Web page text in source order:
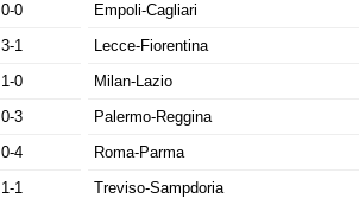
0-0
3-1
1-0
0-3
0-4
1-1
Empoli-Cagliari
Lecce-Fiorentina
Milan-Lazio
Palermo-Reggina
Roma-Parma
Treviso-Sampdoria